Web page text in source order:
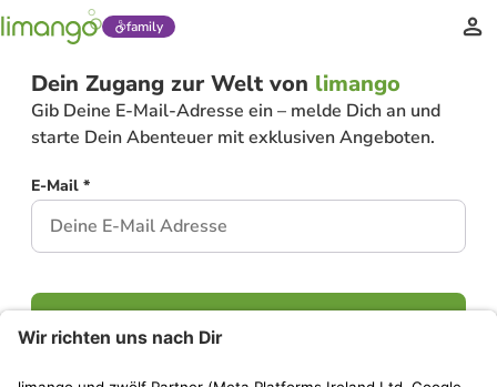
family
Dein Zugang zur Welt von limango
Gib Deine E-Mail-Adresse ein – melde Dich an und
starte Dein Abenteuer mit exklusiven Angeboten.
E-Mail *
Weiter